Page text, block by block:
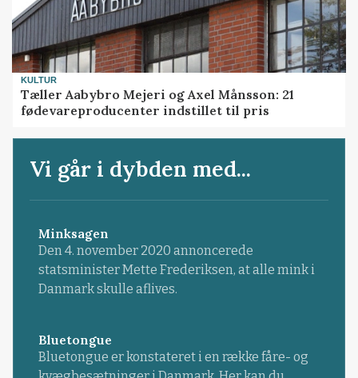
KULTUR
Tæller Aabybro Mejeri og Axel Månsson: 21
fødevareproducenter indstillet til pris
Vi går i dybden med...
Minksagen
Den 4. november 2020 annoncerede
statsminister Mette Frederiksen, at alle mink i
Danmark skulle aflives.
Bluetongue
Bluetongue er konstateret i en række fåre- og